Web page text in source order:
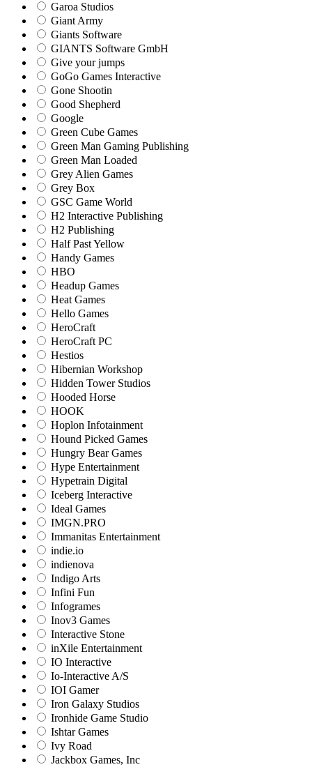
Garoa Studios
Giant Army
Giants Software
GIANTS Software GmbH
Give your jumps
GoGo Games Interactive
Gone Shootin
Good Shepherd
Google
Green Cube Games
Green Man Gaming Publishing
Green Man Loaded
Grey Alien Games
Grey Box
GSC Game World
H2 Interactive Publishing
H2 Publishing
Half Past Yellow
Handy Games
HBO
Headup Games
Heat Games
Hello Games
HeroCraft
HeroCraft PC
Hestios
Hibernian Workshop
Hidden Tower Studios
Hooded Horse
HOOK
Hoplon Infotainment
Hound Picked Games
Hungry Bear Games
Hype Entertainment
Hypetrain Digital
Iceberg Interactive
Ideal Games
IMGN.PRO
Immanitas Entertainment
indie.io
indienova
Indigo Arts
Infini Fun
Infogrames
Inov3 Games
Interactive Stone
inXile Entertainment
IO Interactive
Io-Interactive A/S
IOI Gamer
Iron Galaxy Studios
Ironhide Game Studio
Ishtar Games
Ivy Road
Jackbox Games, Inc